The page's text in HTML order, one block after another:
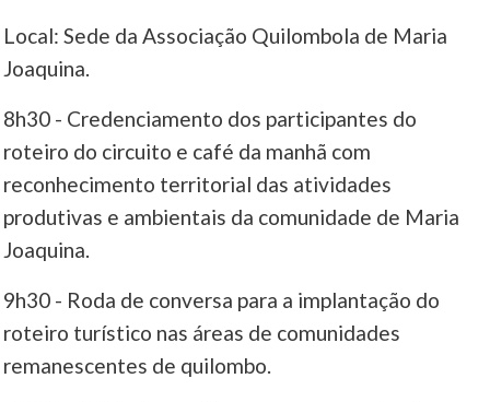
Local: Sede da Associação Quilombola de Maria
Joaquina.
8h30 - Credenciamento dos participantes do
roteiro do circuito e café da manhã com
reconhecimento territorial das atividades
produtivas e ambientais da comunidade de Maria
Joaquina.
9h30 - Roda de conversa para a implantação do
roteiro turístico nas áreas de comunidades
remanescentes de quilombo.